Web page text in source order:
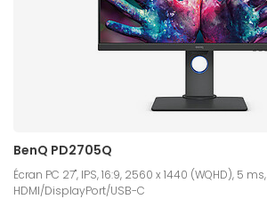
BenQ PD2705Q
Écran PC 27", IPS, 16:9, 2560 x 1440 (WQHD), 5
HDMI/DisplayPort/USB-C